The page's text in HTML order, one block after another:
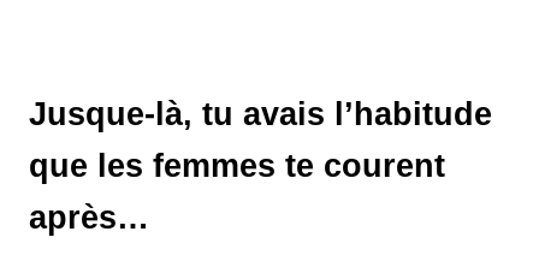
Jusque-là, tu avais l’habitude
que les femmes te courent
après…